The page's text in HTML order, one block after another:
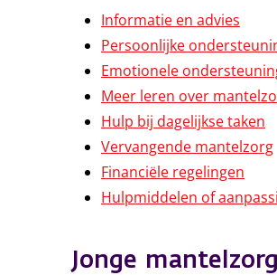
Informatie en advies
Persoonlijke
Emotionele
Meer leren over
Hulp bij dagelijkse taken
Vervangende mantelzorg
Financiële regelingen
Hulpmiddelen of
Jonge